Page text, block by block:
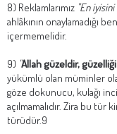
8) Reklamlarımız "En
ahlâkının onaylamadığı
içermemelidir.
9) "Allah güzeldir,
yükümlü olan müminler
göze dokunucu, kulağı
açılmamalıdır. Zira bu tür
türüdür.9